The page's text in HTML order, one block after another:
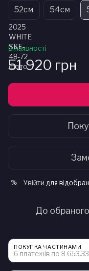
52см 54см
В наявності
51 920 грн
% Увійти для
До обраного
ПОКУПКА ЧАСТИНАМИ
6 платежів по 8